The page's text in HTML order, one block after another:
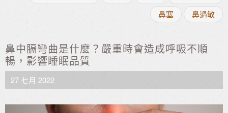
鼻塞
鼻過敏
鼻中膈彎曲是什麼？嚴重時會造成呼吸不順
暢，影響睡眠品質
27 七月 2022